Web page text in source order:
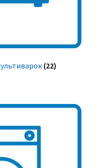
(22)